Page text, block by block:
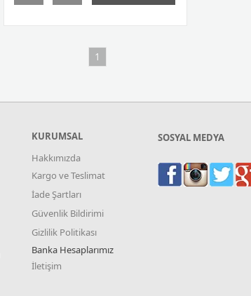
1
KURUMSAL
Hakkımızda
Kargo ve Teslimat
İade Şartları
Güvenlik Bildirimi
Gizlilik Politikası
Banka Hesaplarımız
İletişim
SOSYAL MEDYA